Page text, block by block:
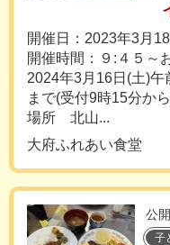
開催日：2023年3月18
開催時間：９:４５～
2024年3月16日(土)
まで(受付9時15分か
場所 北山...
大府ふれあい食堂
公
子